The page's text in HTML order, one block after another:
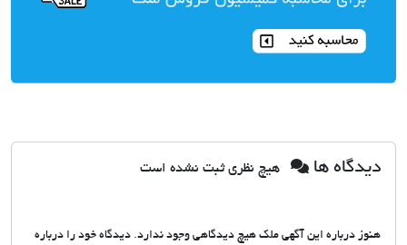
دیدگاه ها هیچ نظری ثبت نشده است
هنوز درباره این آگهی ملک هیچ دیدگاهی وجود ندارد. دیدگاه خود را درباره